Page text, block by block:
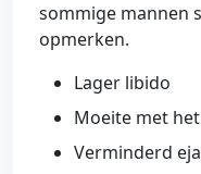
sommige mannen
opmerken.
Lager libido
Moeite met
Verminderd